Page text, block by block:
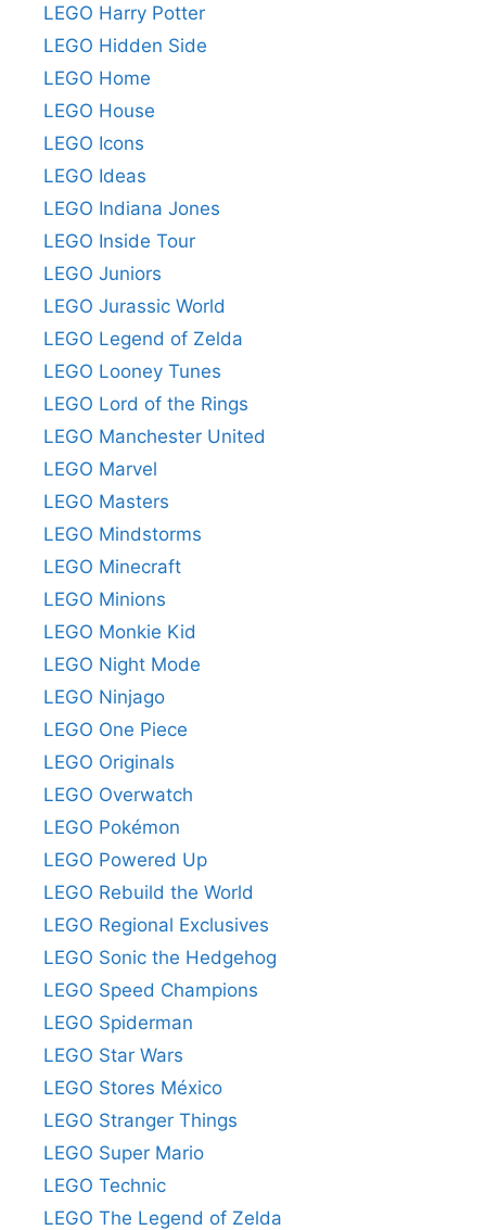
LEGO Harry Potter
LEGO Hidden Side
LEGO Home
LEGO House
LEGO Icons
LEGO Ideas
LEGO Indiana Jones
LEGO Inside Tour
LEGO Juniors
LEGO Jurassic World
LEGO Legend of Zelda
LEGO Looney Tunes
LEGO Lord of the Rings
LEGO Manchester United
LEGO Marvel
LEGO Masters
LEGO Mindstorms
LEGO Minecraft
LEGO Minions
LEGO Monkie Kid
LEGO Night Mode
LEGO Ninjago
LEGO One Piece
LEGO Originals
LEGO Overwatch
LEGO Pokémon
LEGO Powered Up
LEGO Rebuild the World
LEGO Regional Exclusives
LEGO Sonic the Hedgehog
LEGO Speed Champions
LEGO Spiderman
LEGO Star Wars
LEGO Stores México
LEGO Stranger Things
LEGO Super Mario
LEGO Technic
LEGO The Legend of Zelda